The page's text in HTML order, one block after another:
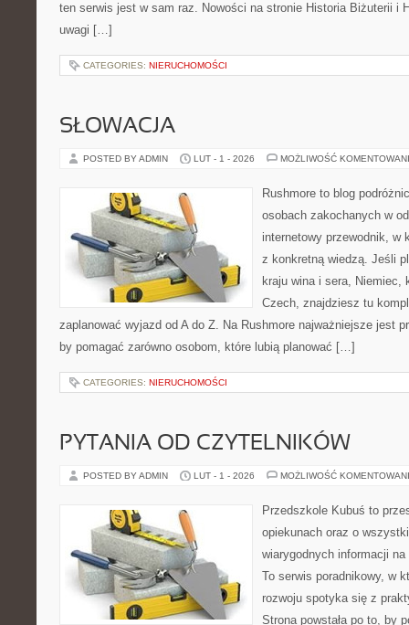
ten serwis jest w sam raz. Nowości na stronie Historia Biżuterii i
uwagi […]
CATEGORIES: NIERUCHOMOŚCI
SŁOWACJA
POSTED BY ADMIN LUT - 1 - 2026 MOŻLIWOŚĆ
Rushmore to blog
osobach zakochanych w
internetowy przewodnik, w
z konkretną wiedzą. Jeśli
kraju wina i sera, Niemiec,
Czech, znajdziesz tu
zaplanować wyjazd od A do Z. Na Rushmore najważniejsze jest
by pomagać zarówno osobom, które lubią planować […]
CATEGORIES: NIERUCHOMOŚCI
PYTANIA OD CZYTELNIKÓW
POSTED BY ADMIN LUT - 1 - 2026 MOŻLIWOŚĆ
Przedszkole Kubuś to
opiekunach oraz o
wiarygodnych informacji
To serwis poradnikowy, w
rozwoju spotyka się z
Strona powstała po to, by